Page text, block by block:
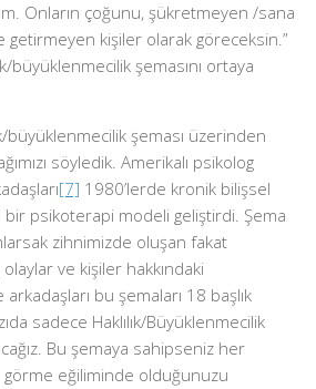
Onların çoğunu, şükretmeyen /sana
getirmeyen kişiler olarak göreceksin.”
büyüklenmecilik şemasını ortaya
büyüklenmecilik şeması üzerinden
söyledik. Amerikalı psikolog
[7] 1980’lerde kronik bilişsel
psikoterapi modeli geliştirdi. Şema
zihnimizde oluşan fakat
ve kişiler hakkındaki
bu şemaları 18 başlık
sadece Haklılık/Büyüklenmecilik
Bu şemaya sahipseniz her
görme eğiliminde olduğunuzu